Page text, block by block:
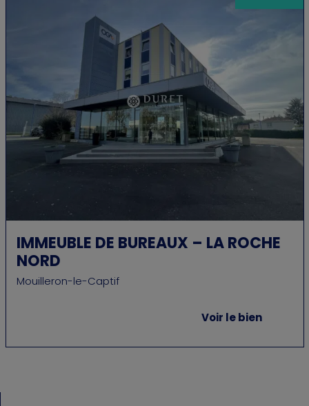
IMMEUBLE DE BUREAUX – LA ROCHE
NORD
Mouilleron-le-Captif
Voir le bien